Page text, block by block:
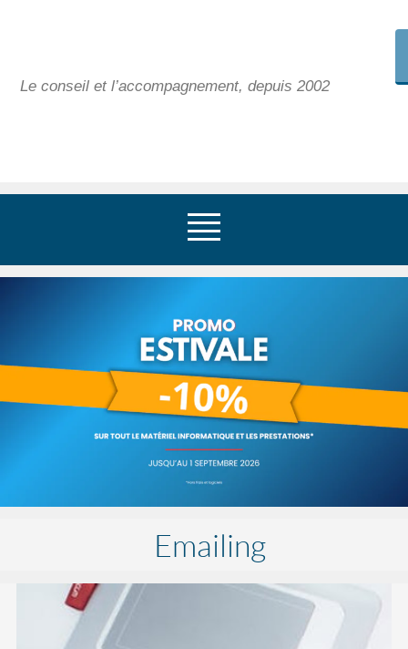
Le conseil et l’accompagnement, depuis 2002
Emailing